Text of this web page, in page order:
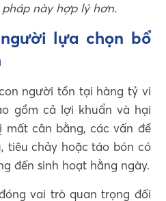
này hợp lý hơn.
lựa chọn bổ
người tồn tại hàng tỷ vi
gồm cả lợi khuẩn và hại
mất cân bằng, các vấn đề
tiêu chảy hoặc táo bón có
đến sinh hoạt hằng ngày.
vai trò quan trọng đối